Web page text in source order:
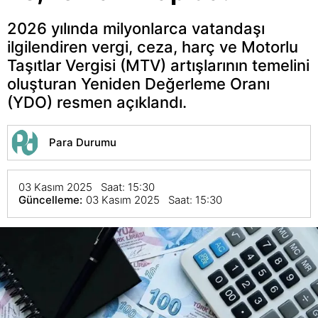
2026 yılında milyonlarca vatandaşı
ilgilendiren vergi, ceza, harç ve Motorlu
Taşıtlar Vergisi (MTV) artışlarının temelini
oluşturan Yeniden Değerleme Oranı
(YDO) resmen açıklandı.
Para Durumu
03 Kasım 2025 Saat: 15:30
Güncelleme: 03 Kasım 2025 Saat: 15:30